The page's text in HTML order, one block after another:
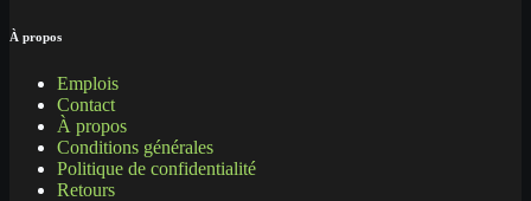
À propos
Emplois
Contact
À propos
Conditions générales
Politique de confidentialité
Retours